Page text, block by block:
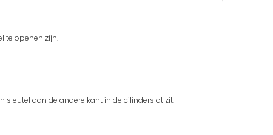
te openen zijn.
sleutel aan de andere kant in de cilinderslot zit.